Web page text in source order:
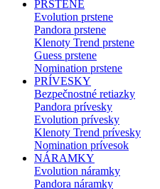
PRSTENE
Evolution prstene
Pandora prstene
Klenoty Trend prstene
Guess prstene
Nomination prstene
PRÍVESKY
Bezpečnostné retiazky
Pandora prívesky
Evolution prívesky
Klenoty Trend prívesky
Nomination prívesok
NÁRAMKY
Evolution náramky
Pandora náramky